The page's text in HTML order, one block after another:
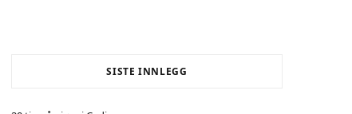
SISTE INNLEGG